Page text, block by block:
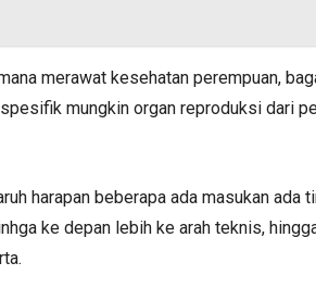
merawat kesehatan perempuan,
mungkin organ reproduksi dari
harapan beberapa ada masukan ada
ke depan lebih ke arah teknis,